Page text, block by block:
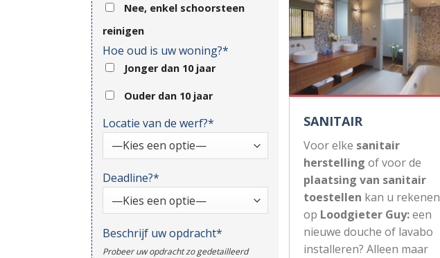
Nee, enkel schoorsteen
reinigen
Hoe oud is uw woning?*
Jonger dan 10 jaar
Ouder dan 10 jaar
Locatie van de werf?*
Deadline?*
Beschrijf uw opdracht*
Probeer uw opdracht zo gedetailleerd
SANITAIR
Voor elke sanitair
herstelling of voor de
plaatsing van sanitair
toestellen kan u rekenen
op Loodgieter Guy:een
nieuwe douche of lavabo
installeren? Alleen maar